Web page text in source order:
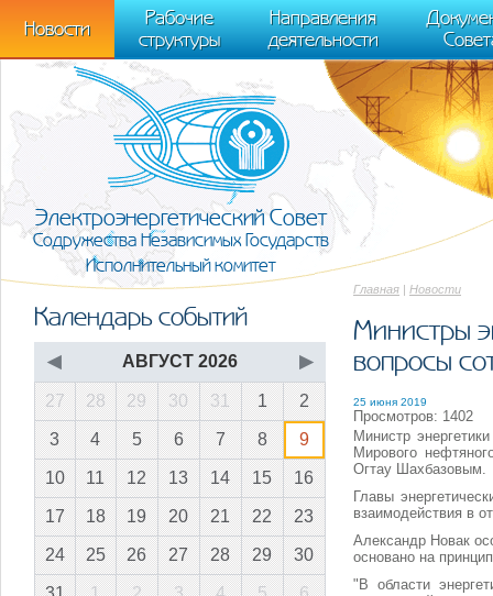
m[i].l=1*new Date(); for (var j = 0; j < document.scripts.length; j++) {if
[0],k.async=1,k.src=r,a.parentNode.insertBefore(k,a)}) (window,
trackLinks:true, accurateTrackBounce:true });
Новости
Рабочие
структуры
Направления
деятельности
Электроэнергетический Совет
Содружества Независимых Государств
Исполнительный комитет
Главная | Новости
Министры
вопросы
25 июня 2019
Просмотров: 1402
Министр
Мирового
Oгтау Шахбазовым.
Главы
взаимодействия в
Александр Новак
основано на
"В области
Календарь событий
◀ АВГУСТ 2026 ▶
27 28 29 30 31 1 2
3 4 5 6 7 8 9
10 11 12 13 14 15 16
17 18 19 20 21 22 23
24 25 26 27 28 29 30